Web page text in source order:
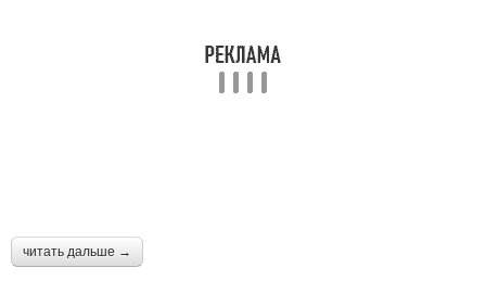
читать дальше →